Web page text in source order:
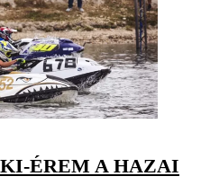
ÉREM A HAZAI